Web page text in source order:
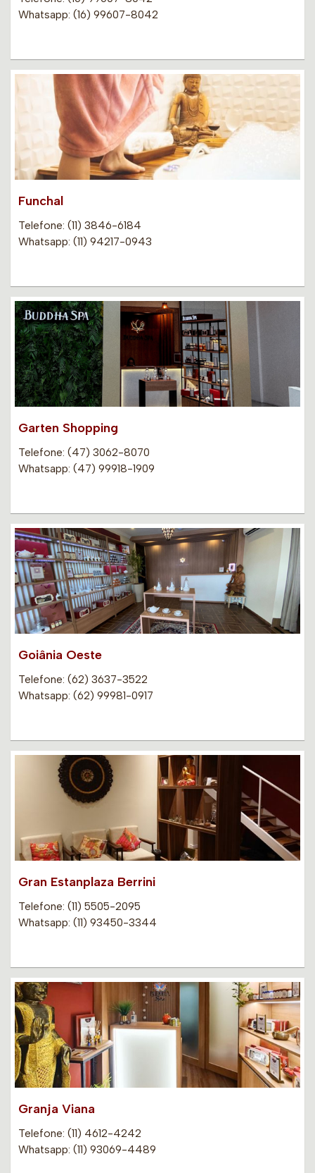
Whatsapp: (16) 99607-8042
Funchal
Telefone: (11) 3846-6184
Whatsapp: (11) 94217-0943
Garten Shopping
Telefone: (47) 3062-8070
Whatsapp: (47) 99918-1909
Goiânia Oeste
Telefone: (62) 3637-3522
Whatsapp: (62) 99981-0917
Gran Estanplaza Berrini
Telefone: (11) 5505-2095
Whatsapp: (11) 93450-3344
Granja Viana
Telefone: (11) 4612-4242
Whatsapp: (11) 93069-4489